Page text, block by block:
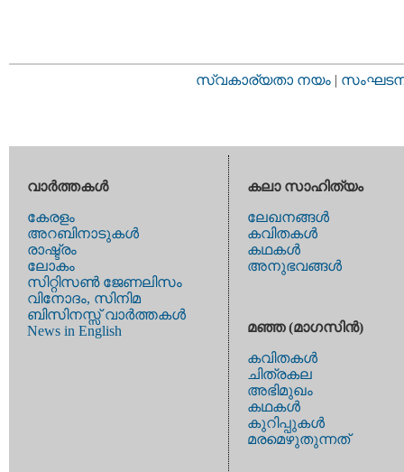
സ്വകാര്യതാ നയം |
വാര്‍ത്തകള്‍
കേരളം
അറബിനാടുകള്‍
രാഷ്ട്രം
ലോകം
സിറ്റിസണ്‍ ജേണലിസം
വിനോദം, സിനിമ
ബിസിനസ്സ് വാര്‍ത്തകള്‍
News in English
കലാ സാഹിത്യം
ലേഖനങ്ങള്‍
കവിതകള്‍
കഥകള്‍
അനുഭവങ്ങള്‍
മഞ്ഞ (മാഗസിന്‍)
കവിതകള്‍
ചിത്രകല
അഭിമുഖം
കഥകള്‍
കുറിപ്പുകള്‍
മരമെഴുതുന്നത്